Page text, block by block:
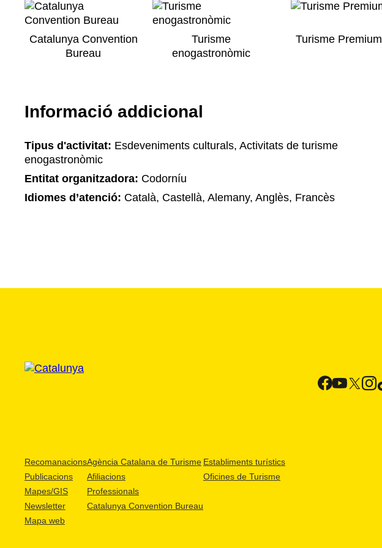
Catalunya Convention
Bureau
Turisme
enogastronòmic
Turisme Premium
Informació addicional
Tipus d'activitat: Esdeveniments culturals, Activitats de turisme
enogastronòmic
Entitat organitzadora: Codorníu
Idiomes d’atenció: Català, Castellà, Alemany, Anglès, Francès
Recomanacions
Publicacions
Mapes/GIS
Newsletter
Mapa web
Agència Catalana de Turisme
Afiliacions
Professionals
Catalunya Convention Bureau
Establiments turístics
Oficines de Turisme